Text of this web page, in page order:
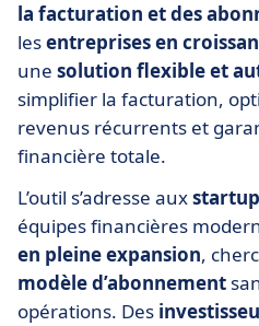
la facturation et des
lesentreprises en
une solution flexible et
simplifier la facturation,
revenus récurrents et
financière totale.
L’outil s’adresse aux
équipes financières
en pleine expansion,
modèle d’abonnement
opérations. Des